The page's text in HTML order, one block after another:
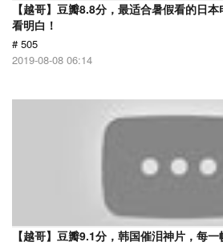
【越哥】豆瓣8.8分，最适合暑假看的日
看明白！
# 505
2019-08-08 06:14
【越哥】豆瓣9.1分，韩国催泪神片，每一